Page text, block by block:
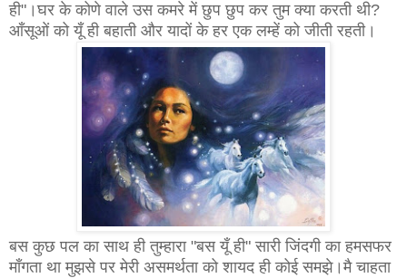
ही"।घर के कोणे वाले उस कमरे में छुप छुप कर तुम क्या करती थी?
आँसूओं को यूँ ही बहाती और यादों के हर एक लम्हें को जीती रहती।
बस कुछ पल का साथ ही तुम्हारा "बस यूँ ही" सारी जिंदगी का हमसफर
माँगता था मुझसे पर मेरी असमर्थता को शायद ही कोई समझे।मै चाहता